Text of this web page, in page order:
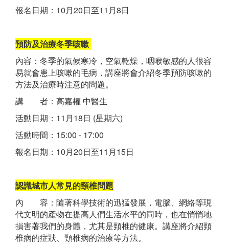
報名日期：10月20日至11月8日
預防及治療冬季咳嗽
內容：冬季的氣候寒冷，空氣乾燥，咽喉敏感的人很容
易就會患上咳嗽的毛病，講座將會介紹冬季預防咳嗽的
方法及治療時注意的問題。
講 者：高嘉權 中醫生
活動日期：11月18日 (星期六)
活動時間：15:00 - 17:00
報名日期：10月20日至11月15日
認識城市人常見的頸椎問題
內 容：隨著科學技術的迅猛發展，電腦、網絡等現
代文明的產物在提高人們生活水平的同時，也在悄悄地
損害著我們的身體，尤其是頸椎的健康。講座將介紹頸
椎病的症狀、頸椎病的治療等方法。